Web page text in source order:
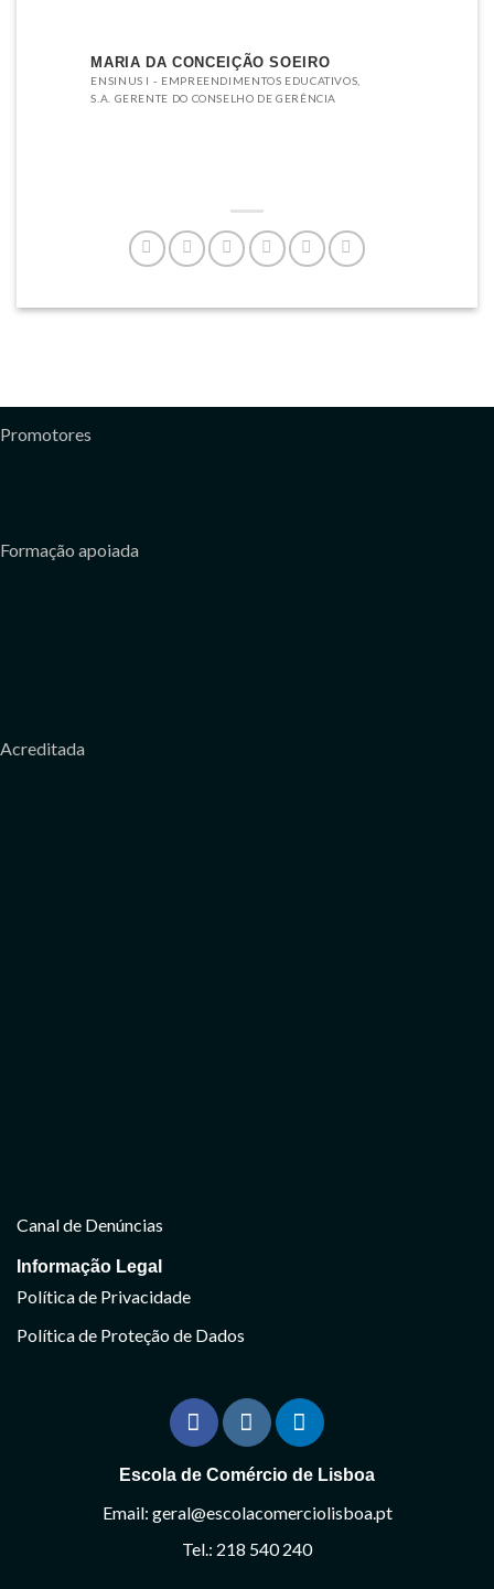
MARIA DA CONCEIÇÃO SOEIRO
ENSINUS I - EMPREENDIMENTOS EDUCATIVOS,
S.A. GERENTE DO CONSELHO DE GERÊNCIA
Promotores
Formação apoiada
Acreditada
Canal de Denúncias
Informação Legal
Política de Privacidade
Política de Proteção de Dados
Escola de Comércio de Lisboa
Email: geral@escolacomerciolisboa.pt
Tel.: 218 540 240